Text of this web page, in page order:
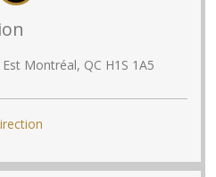
Montréal, QC H1S 1A5